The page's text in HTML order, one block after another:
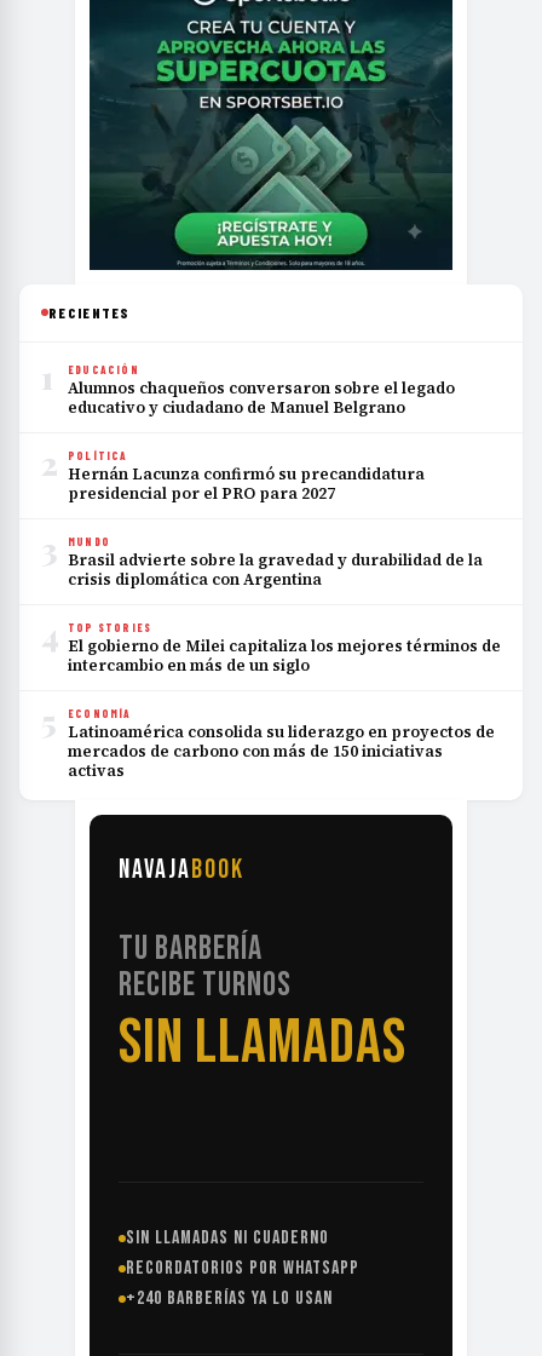
RECIENTES
1 EDUCACIÓN
Alumnos chaqueños conversaron sobre el legado
educativo y ciudadano de Manuel Belgrano
2 POLÍTICA
Hernán Lacunza confirmó su precandidatura
presidencial por el PRO para 2027
3 MUNDO
Brasil advierte sobre la gravedad y durabilidad de la
crisis diplomática con Argentina
4 TOP STORIES
El gobierno de Milei capitaliza los mejores términos de
intercambio en más de un siglo
5 ECONOMÍA
Latinoamérica consolida su liderazgo en proyectos de
mercados de carbono con más de 150 iniciativas
activas
NAVAJABOOK
TU BARBERÍA
RECIBE TURNOS
SIN LLAMADAS
SIN LLAMADAS NI CUADERNO
RECORDATORIOS POR WHATSAPP
+240 BARBERÍAS YA LO USAN